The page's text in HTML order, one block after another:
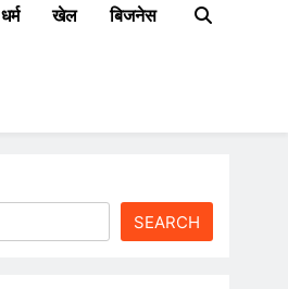
धर्म खेल बिजनेस
SEARCH